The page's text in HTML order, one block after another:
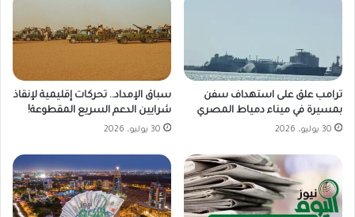
ترامب علق على استهداف سفن
بمسيرة في ميناء دمياط المصري
30 يوليو، 2026
سباق الإمداد.. تحركات إقليمية لإنقاذ
شرايين الدعم السريع المقطوعة!
30 يوليو، 2026